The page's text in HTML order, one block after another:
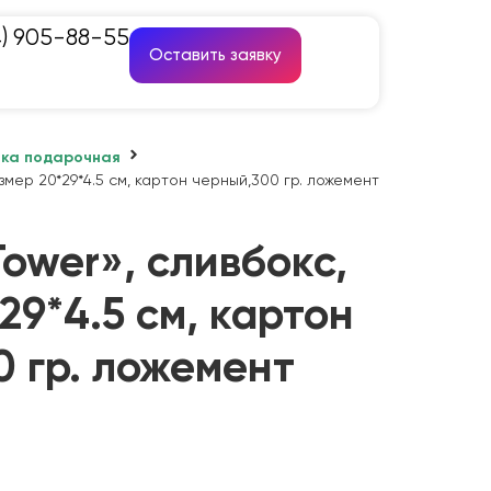
905-88-55
Оставить заявку
подарочная
20*29*4.5 см, картон черный,300 гр. ложемент
сливбокс,
см, картон
гр. ложемент